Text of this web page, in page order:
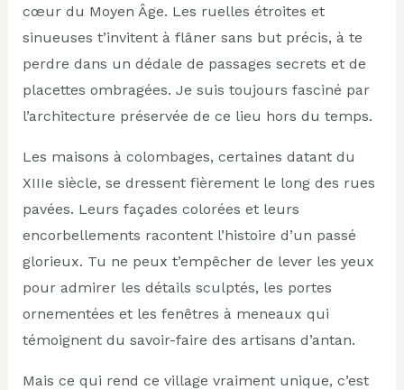
cœur du Moyen Âge. Les ruelles étroites et
sinueuses t’invitent à flâner sans but précis, à te
perdre dans un dédale de passages secrets et de
placettes ombragées. Je suis toujours fasciné par
l’architecture préservée de ce lieu hors du temps.
Les maisons à colombages, certaines datant du
XIIIe siècle, se dressent fièrement le long des rues
pavées. Leurs façades colorées et leurs
encorbellements racontent l’histoire d’un passé
glorieux. Tu ne peux t’empêcher de lever les yeux
pour admirer les détails sculptés, les portes
ornementées et les fenêtres à meneaux qui
témoignent du savoir-faire des artisans d’antan.
Mais ce qui rend ce village vraiment unique, c’est